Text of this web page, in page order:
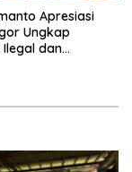
Apresiasi
Ungkap
dan